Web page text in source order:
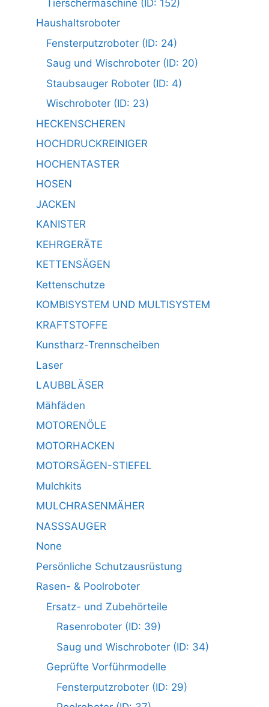
Tierschermaschine (ID: 152)
Haushaltsroboter
Fensterputzroboter (ID: 24)
Saug und Wischroboter (ID: 20)
Staubsauger Roboter (ID: 4)
Wischroboter (ID: 23)
HECKENSCHEREN
HOCHDRUCKREINIGER
HOCHENTASTER
HOSEN
JACKEN
KANISTER
KEHRGERÄTE
KETTENSÄGEN
Kettenschutze
KOMBISYSTEM UND MULTISYSTEM
KRAFTSTOFFE
Kunstharz-Trennscheiben
Laser
LAUBBLÄSER
Mähfäden
MOTORENÖLE
MOTORHACKEN
MOTORSÄGEN-STIEFEL
Mulchkits
MULCHRASENMÄHER
NASSSAUGER
None
Persönliche Schutzausrüstung
Rasen- & Poolroboter
Ersatz- und Zubehörteile
Rasenroboter (ID: 39)
Saug und Wischroboter (ID: 34)
Geprüfte Vorführmodelle
Fensterputzroboter (ID: 29)